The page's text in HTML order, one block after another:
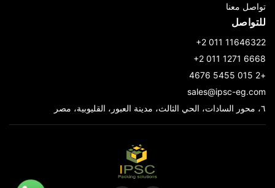
تواصل معنا
للتواصل
‎+2 011 11646322
‎+2 011 1271 6668
+2 015 5455 4676
sales@ipsc-eg.com
٦، محور السادات، الحي الثالث، مدينة العبور، القليوبية، مصر